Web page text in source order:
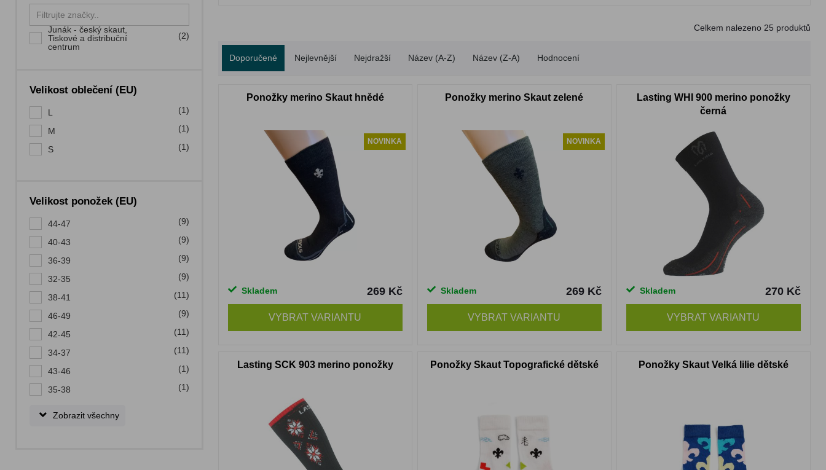
Junák - český skaut,
Tiskové a distribuční
centrum
(2)
Velikost oblečení (EU)
L (1)
M (1)
S (1)
Velikost ponožek (EU)
44-47 (9)
40-43 (9)
36-39 (9)
32-35 (9)
38-41 (11)
46-49 (9)
42-45 (11)
34-37 (11)
43-46 (1)
35-38 (1)
Zobrazit všechny
Celkem nalezeno 25 produktů
Doporučené Nejlevnější Nejdražší Název (A-Z) Název (Z-A) Hodnocení
Ponožky merino Skaut hnědé
NOVINKA
Skladem 269 Kč
VYBRAT VARIANTU
Ponožky merino Skaut zelené
NOVINKA
Skladem 269 Kč
VYBRAT VARIANTU
Lasting WHI 900 merino ponožky
černá
Skladem 270 Kč
VYBRAT VARIANTU
Lasting SCK 903 merino ponožky Ponožky Skaut Topografické dětské Ponožky Skaut Velká lilie dětské